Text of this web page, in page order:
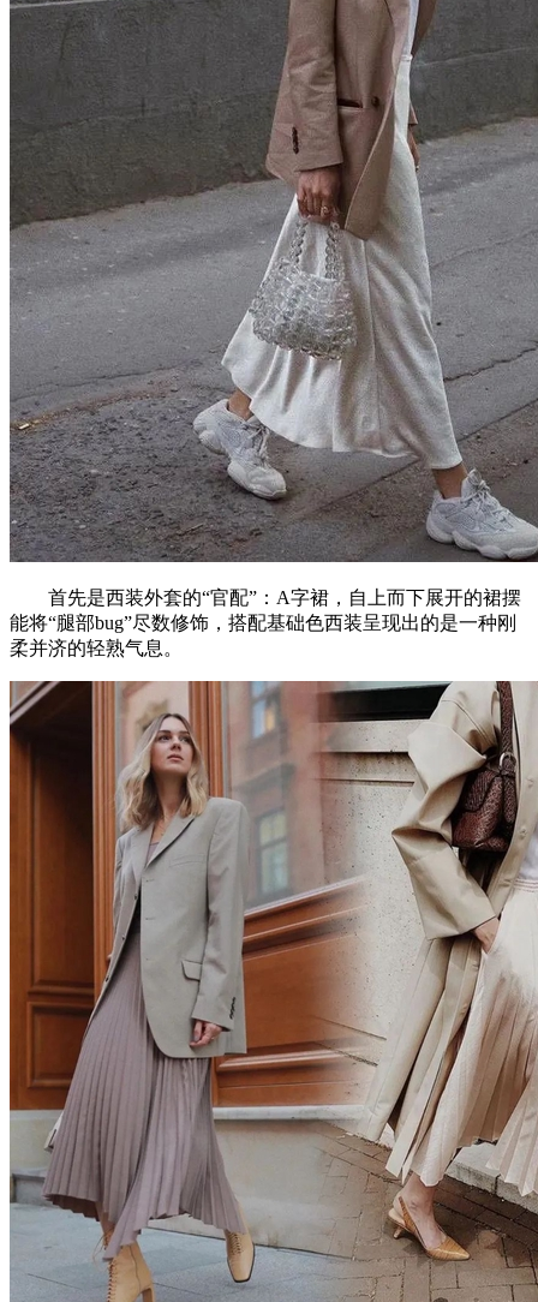
首先是西装外套的“官配”：A字裙，自上而下展开的裙摆
能将“腿部bug”尽数修饰，搭配基础色西装呈现出的是一种刚
柔并济的轻熟气息。